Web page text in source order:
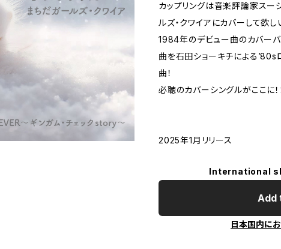
カップリングは音楽評論家スー
ルズ・クワイアにカバーして欲し
1984年のデビュー曲のカバー
曲を石田ショーキチによる’80s
曲！
必聴のカバーシングルがここに！
2025年1月リリース
International
Add
日本国内に